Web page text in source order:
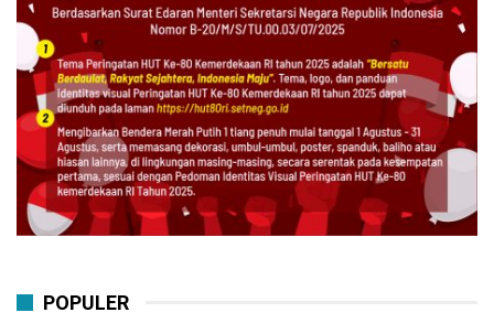
POPULER